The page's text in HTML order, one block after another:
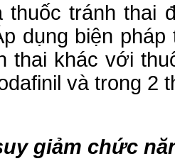
thuốc tránh thai
dụng biện
thai khác với
và trong 2
giảm chức